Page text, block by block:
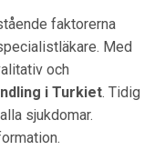
faktorerna
Med
och
i Turkiet. Tidig
sjukdomar.